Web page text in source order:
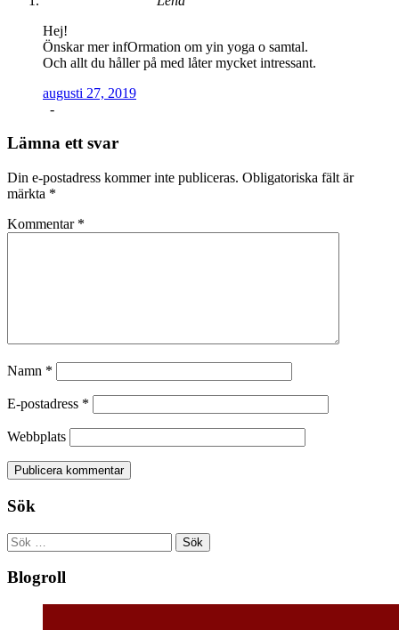
Hej!
Önskar mer infOrmation om yin yoga o samtal.
Och allt du håller på med låter mycket intressant.
augusti 27, 2019
-
Lämna ett svar
Din e-postadress kommer inte publiceras. Obligatoriska fält är
märkta *
Kommentar *
Namn *
E-postadress *
Webbplats
Sök
Sök
efter:
Blogroll